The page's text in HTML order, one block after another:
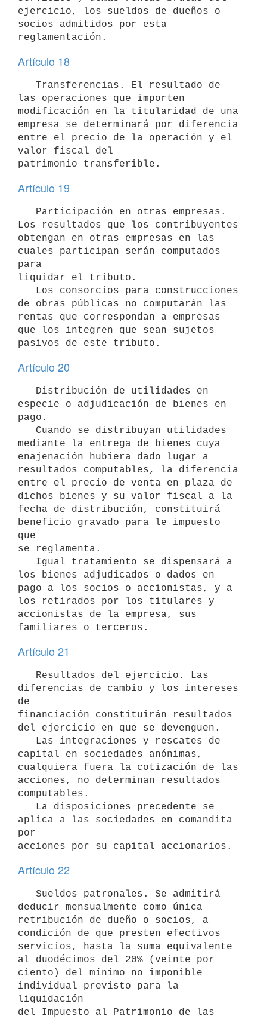
ejercicio, los sueldos de dueños o
socios admitidos por esta
reglamentación.
Artículo 18
las operaciones que importen
modificación en la titularidad de una
empresa se determinará por diferencia
entre el precio de la operación y el
valor fiscal del
patrimonio transferible.
Artículo 19
Los resultados que los contribuyentes
obtengan en otras empresas en las
cuales participan serán computados
para
liquidar el tributo.
de obras públicas no computarán las
rentas que correspondan a empresas
que los integren que sean sujetos
pasivos de este tributo.
Artículo 20
especie o adjudicación de bienes en
pago.
mediante la entrega de bienes cuya
enajenación hubiera dado lugar a
resultados computables, la diferencia
entre el precio de venta en plaza de
dichos bienes y su valor fiscal a la
fecha de distribución, constituirá
beneficio gravado para le impuesto
que
se reglamenta.
los bienes adjudicados o dados en
pago a los socios o accionistas, y a
los retirados por los titulares y
accionistas de la empresa, sus
familiares o terceros.
Artículo 21
diferencias de cambio y los intereses
de
financiación constituirán resultados
del ejercicio en que se devenguen.
capital en sociedades anónimas,
cualquiera fuera la cotización de las
acciones, no determinan resultados
computables.
aplica a las sociedades en comandita
por
acciones por su capital accionarios.
Artículo 22
deducir mensualmente como única
retribución de dueño o socios, a
condición de que presten efectivos
servicios, hasta la suma equivalente
al duodécimos del 20% (veinte por
ciento) del mínimo no imponible
individual previsto para la
liquidación
del Impuesto al Patrimonio de las